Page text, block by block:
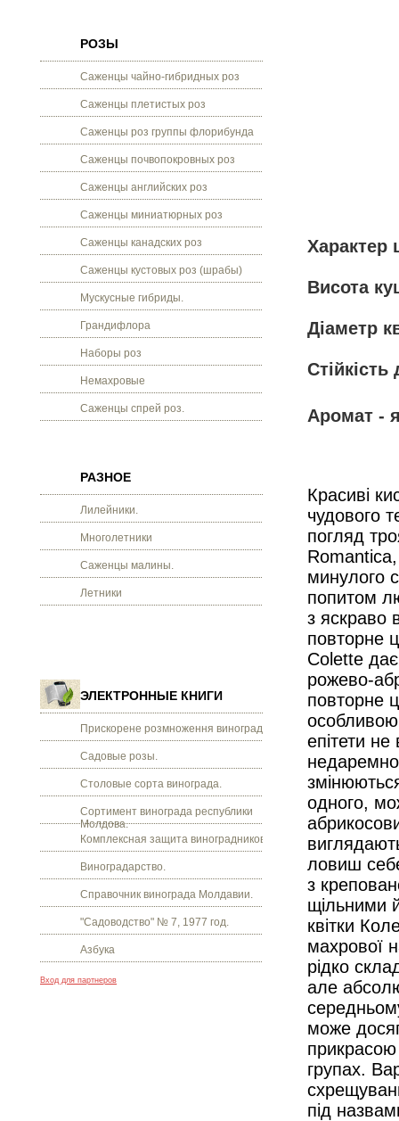
РОЗЫ
Саженцы чайно-гибридных роз
Саженцы плетистых роз
Саженцы роз группы флорибунда
Саженцы почвопокровных роз
Саженцы английских роз
Саженцы миниатюрных роз
Саженцы канадских роз
Саженцы кустовых роз (шрабы)
Мускусные гибриды.
Грандифлора
Наборы роз
Немахровые
Саженцы спрей роз.
РАЗНОЕ
Лилейники.
Многолетники
Саженцы малины.
Летники
ЭЛЕКТРОННЫЕ КНИГИ
Прискорене розмноження винограду.
Садовые розы.
Столовые сорта винограда.
Сортимент винограда республики
Молдова.
Комплексная защита виноградников.
Виноградарство.
Справочник винограда Молдавии.
"Садоводство" № 7, 1977 год.
Азбука
Вход для партнеров
Характер
Висота
Діаметр
Аромат -
Красиві
чудового
погляд
минулого
попитом
з
повторне
Colette дає
рожево-
повторне
особливою
епітети не
одного,
ловиш
з
щільними
квітки
махрової
рідко
але
може
прикрасою
групах.
під